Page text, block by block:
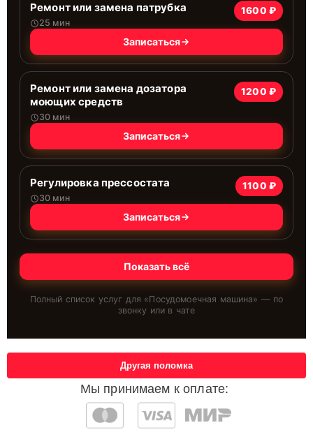
Ремонт или замена патрубка
25 мин
1600 ₽
Записаться
Ремонт или замена дозатора
моющих средств
30 мин
1200 ₽
Записаться
Регулировка прессостата
30 мин
1100 ₽
Записаться
Показать всё
Полный список услуг для «Посудомоечная машина» — по
звонку или в чате
Мы принимаем к оплате:
Другая поломка